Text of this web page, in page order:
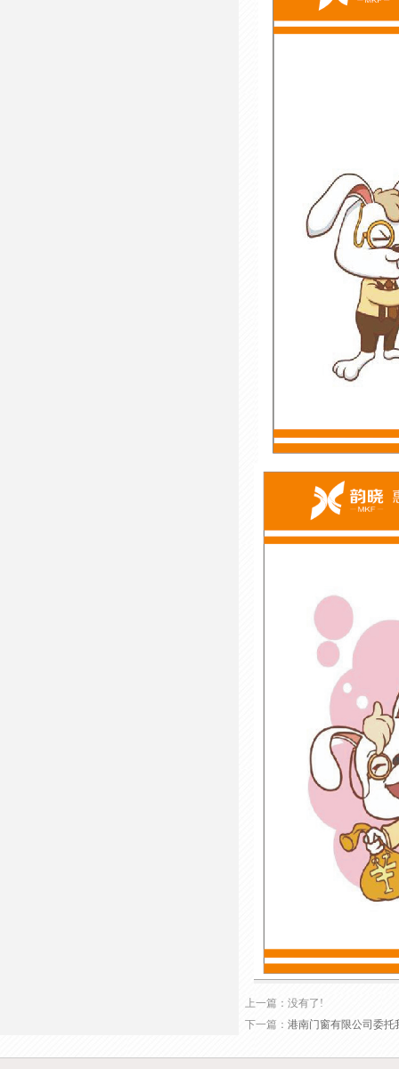
上一篇：没有了!
下一篇： 港南门窗有限公司委托